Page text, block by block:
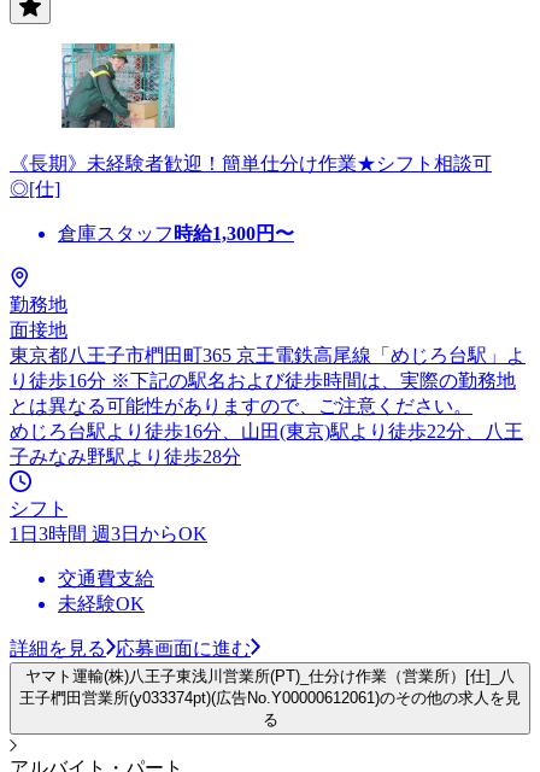
《長期》未経験者歓迎！簡単仕分け作業★シフト相談可
◎[仕]
倉庫スタッフ 時給1,300円〜
勤務地
面接地
東京都八王子市椚田町365 京王電鉄高尾線「めじろ台駅」よ
り徒歩16分 ※下記の駅名および徒歩時間は、実際の勤務地
とは異なる可能性がありますので、ご注意ください。
めじろ台駅より徒歩16分、山田(東京)駅より徒歩22分、八王
子みなみ野駅より徒歩28分
シフト
1日3時間 週3日からOK
交通費支給
未経験OK
詳細を見る 応募画面に進む
ヤマト運輸(株)八王子東浅川営業所(PT)_仕分け作業（営業所）[仕]_八
王子椚田営業所(y033374pt)(広告No.Y00000612061)のその他の求人を見
る
アルバイト・パート